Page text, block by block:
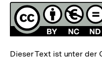
Lizenz
Dieser Text ist unter der